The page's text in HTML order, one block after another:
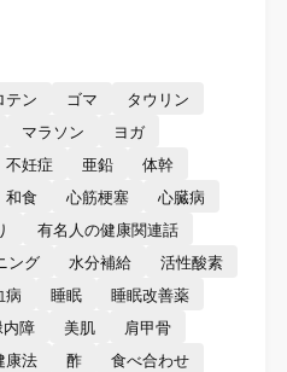
テン ゴマ
タウリン
マラソン
ヨガ
不妊症 亜鉛
体幹
和食 心筋梗塞
心臓病
有名人の健康関連話
ング 水分補給
活性酸素
病 睡眠
睡眠改善薬
障 美肌
肩甲骨
康法 酢
食べ合わせ